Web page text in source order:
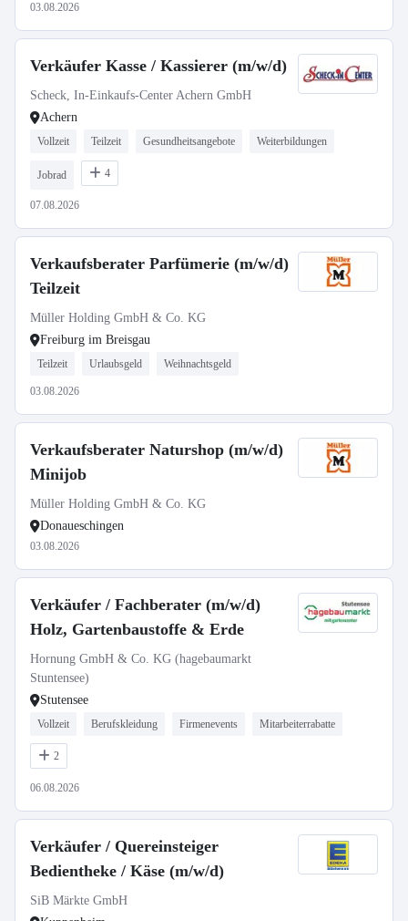
03.08.2026
Verkäufer Kasse / Kassierer (m/w/d)
Scheck, In-Einkaufs-Center Achern GmbH
Achern
Vollzeit Teilzeit Gesundheitsangebote Weiterbildungen
Jobrad 4
07.08.2026
Verkaufsberater Parfümerie (m/w/d)
Teilzeit
Müller Holding GmbH & Co. KG
Freiburg im Breisgau
Teilzeit Urlaubsgeld Weihnachtsgeld
03.08.2026
Verkaufsberater Naturshop (m/w/d)
Minijob
Müller Holding GmbH & Co. KG
Donaueschingen
03.08.2026
Verkäufer / Fachberater (m/w/d)
Holz, Gartenbaustoffe & Erde
Hornung GmbH & Co. KG (hagebaumarkt
Stuntensee)
Stutensee
Vollzeit Berufskleidung Firmenevents Mitarbeiterrabatte
2
06.08.2026
Verkäufer / Quereinsteiger
Bedientheke / Käse (m/w/d)
SiB Märkte GmbH